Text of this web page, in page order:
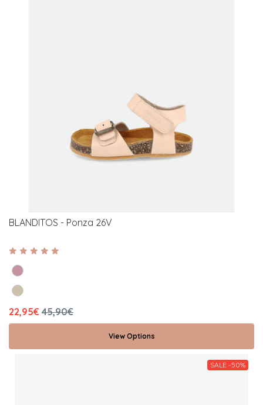
BLANDITOS - Ponza 26V
22,95€ 45,90€
View Options
SALE -50%